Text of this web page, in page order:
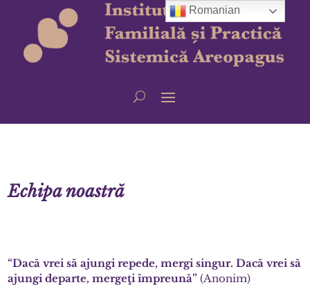
Echipa noastră
“Dacă vrei să ajungi repede, mergi singur. Dacă vrei să
ajungi departe, mergeţi împreună” (Anonim)
Romanian